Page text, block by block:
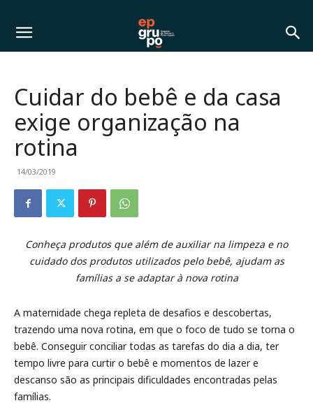
Cuidar do bebê e da casa
exige organização na
rotina
14/03/2019
Conheça produtos que além de auxiliar na limpeza e no
cuidado dos produtos utilizados pelo bebê, ajudam as
famílias a se adaptar à nova rotina
A maternidade chega repleta de desafios e descobertas,
trazendo uma nova rotina, em que o foco de tudo se torna o
bebê. Conseguir conciliar todas as tarefas do dia a dia, ter
tempo livre para curtir o bebê e momentos de lazer e
descanso são as principais dificuldades encontradas pelas
famílias.